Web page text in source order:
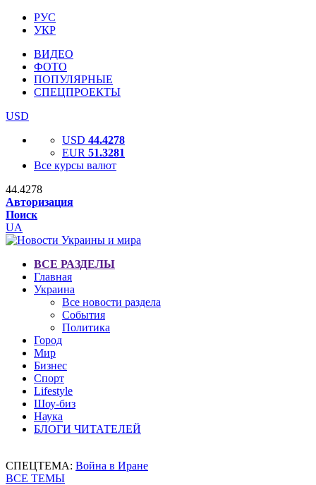
РУС
УКР
ВИДЕО
ФОТО
ПОПУЛЯРНЫЕ
СПЕЦПРОЕКТЫ
USD
USD 44.4278
EUR 51.3281
Все курсы валют
44.4278
Авторизация
Поиск
UA
ВСЕ РАЗДЕЛЫ
Главная
Украина
Все новости раздела
События
Политика
Город
Мир
Бизнес
Спорт
Lifestyle
Шоу-биз
Наука
БЛОГИ ЧИТАТЕЛЕЙ
СПЕЦТЕМА: Война в Иране
ВСЕ ТЕМЫ